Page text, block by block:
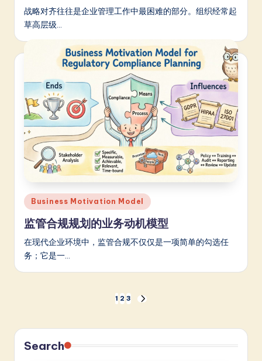
战略对齐往往是企业管理工作中最困难的部分。组织经常起
草高层级…
Posted
in
Business Motivation Model
监管合规规划的业务动机模型
在现代企业环境中，监管合规不仅仅是一项简单的勾选任
务；它是一…
章
分
1 2 3
NEXT
Search